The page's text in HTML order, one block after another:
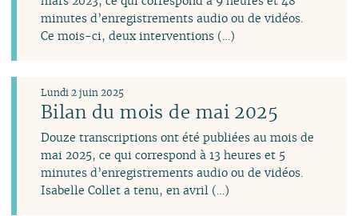
minutes d’enregistrements audio ou de vidéos.
Ce mois-ci, deux interventions (…)
Bilan du mois de mai 2025
Lundi 2 juin 2025
Douze transcriptions ont été publiées au mois de
mai 2025, ce qui correspond à 13 heures et 5
minutes d’enregistrements audio ou de vidéos.
Isabelle Collet a tenu, en avril (…)